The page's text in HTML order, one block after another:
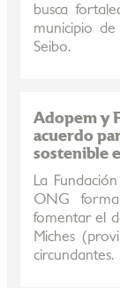
busca
municipio
Seibo.
Adopem y
acuerdo
sostenible
La
ONG
fomentar el
Miches
circundantes.